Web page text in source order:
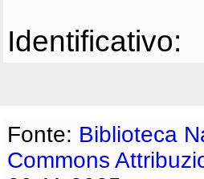
Identificativo:
Fonte: Biblioteca
Commons